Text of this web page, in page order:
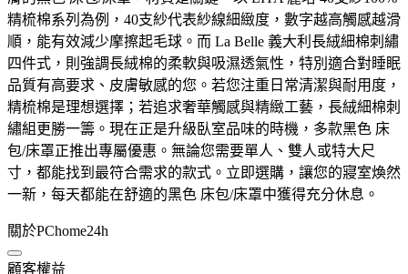
精梳棉系列為例，40支紗代表紗線細緻度，數字越高觸感越滑
順，能有效減少摩擦起毛球。而 La Belle 義大利長絨細棉刺繡
四件式，則強調長絨棉的柔軟與吸濕透氣性，特別適合對睡眠
品質有高要求、皮膚敏感的您。若您注重日常清潔與耐用度，
精梳棉是理想選擇；若追求奢華觸感與精緻工藝，長絨細棉刺
繡組更勝一籌。現在正是升級臥室品味的時機，多款黑色 床
包/床罩正推出專屬優惠。無論您需要單人、雙人或特大尺
寸，都能找到最符合需求的款式。立即選購，讓您的寢室煥然
一新，每天都能在舒適的黑色 床包/床罩中獲得充分休息。
關於PChome24h
顧客權益